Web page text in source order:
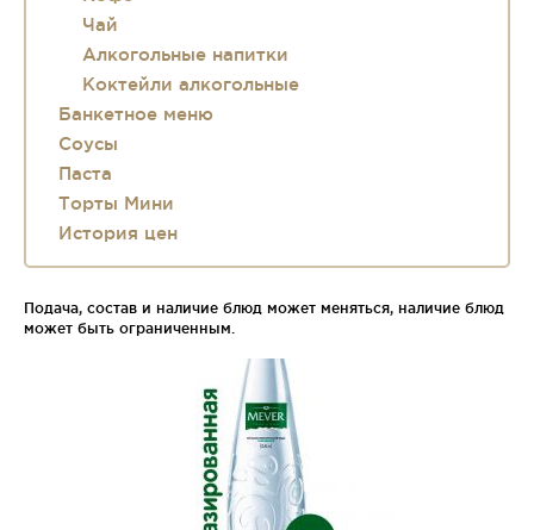
Чай
Алкогольные напитки
Коктейли алкогольные
Банкетное меню
Соусы
Паста
Торты Мини
История цен
Подача, состав и наличие блюд может меняться, наличие блюд
может быть ограниченным.